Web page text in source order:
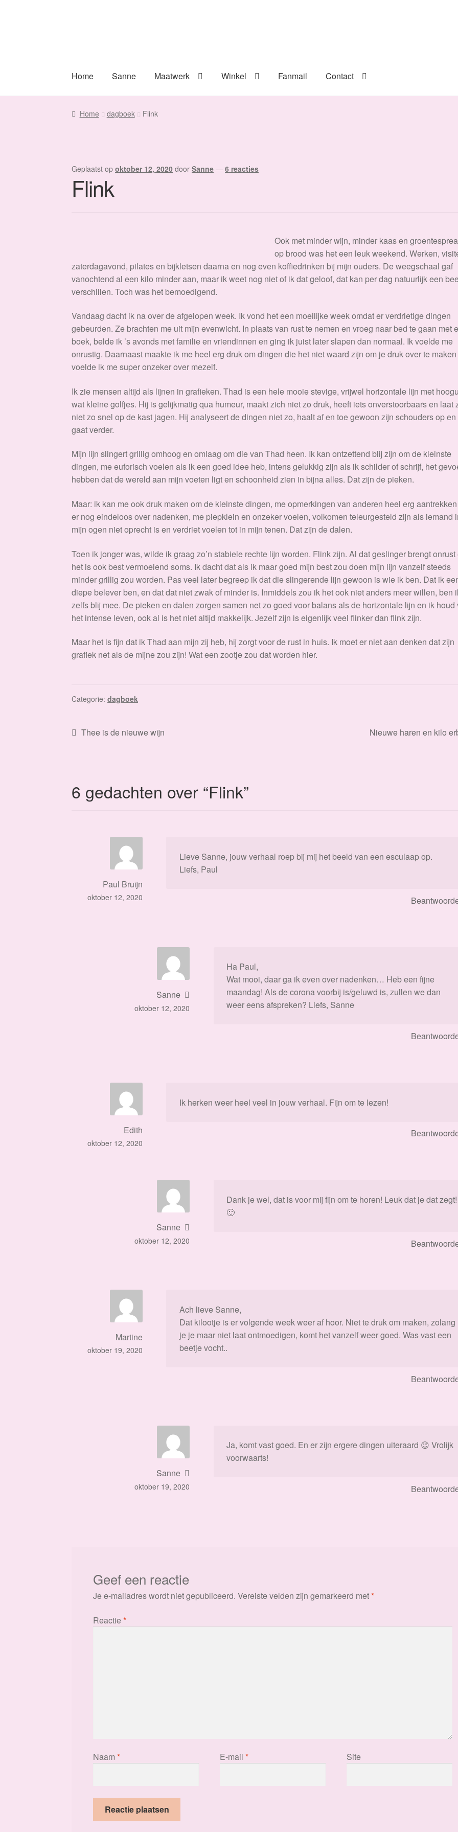
Home
Sanne Maatwerk Winkel Fanmail Contact
Home dagboek Flink
Geplaatst opoktober 12, 2020 doorSanne —6 reacties
Flink
Ook met minder wijn, minder kaas en
op brood was het een leuk weekend. Werken,
zaterdagavond, pilates en bijkletsen daarna en nog even koffiedrinken bij mijn ouders. De weegschaal gaf
vanochtend al een kilo minder aan, maar ik weet nog niet of ik dat geloof, dat kan per dag natuurlijk een
verschillen. Toch was het bemoedigend.
Vandaag dacht ik na over de afgelopen week. Ik vond het een moeilijke week omdat er verdrietige dingen
gebeurden. Ze brachten me uit mijn evenwicht. In plaats van rust te nemen en vroeg naar bed te gaan met
boek, belde ik ’s avonds met familie en vriendinnen en ging ik juist later slapen dan normaal. Ik voelde me
onrustig. Daarnaast maakte ik me heel erg druk om dingen die het niet waard zijn om je druk over te
voelde ik me super onzeker over mezelf.
Ik zie mensen altijd als lijnen in grafieken. Thad is een hele mooie stevige, vrijwel horizontale lijn met
wat kleine golfjes. Hij is gelijkmatig qua humeur, maakt zich niet zo druk, heeft iets onverstoorbaars en laat
niet zo snel op de kast jagen. Hij analyseert de dingen niet zo, haalt af en toe gewoon zijn schouders op en
gaat verder.
Mijn lijn slingert grillig omhoog en omlaag om die van Thad heen. Ik kan ontzettend blij zijn om de kleinste
dingen, me euforisch voelen als ik een goed idee heb, intens gelukkig zijn als ik schilder of schrijf, het
hebben dat de wereld aan mijn voeten ligt en schoonheid zien in bijna alles. Dat zijn de pieken.
Maar: ik kan me ook druk maken om de kleinste dingen, me opmerkingen van anderen heel erg
er nog eindeloos over nadenken, me piepklein en onzeker voelen, volkomen teleurgesteld zijn als iemand
mijn ogen niet oprecht is en verdriet voelen tot in mijn tenen. Dat zijn de dalen.
Toen ik jonger was, wilde ik graag zo’n stabiele rechte lijn worden. Flink zijn. Al dat geslinger brengt onrust
het is ook best vermoeiend soms. Ik dacht dat als ik maar goed mijn best zou doen mijn lijn vanzelf steeds
minder grillig zou worden. Pas veel later begreep ik dat die slingerende lijn gewoon is wie ik ben. Dat ik
diepe belever ben, en dat dat niet zwak of minder is. Inmiddels zou ik het ook niet anders meer willen, ben
zelfs blij mee. De pieken en dalen zorgen samen net zo goed voor balans als de horizontale lijn en ik houd
het intense leven, ook al is het niet altijd makkelijk. Jezelf zijn is eigenlijk veel flinker dan flink zijn.
Maar het is fijn dat ik Thad aan mijn zij heb, hij zorgt voor de rust in huis. Ik moet er niet aan denken dat zijn
grafiek net als de mijne zou zijn! Wat een zootje zou dat worden hier.
Categorie:dagboek
Bericht
Vorig
Thee is de nieuwe wijn
Volgend
Nieuwe haren en kilo
6 gedachten over “Flink”
Paul Bruijn
oktober 12, 2020
Lieve Sanne, jouw verhaal roep bij mij het beeld van een esculaap op.
Liefs, Paul
Sanne
oktober 12, 2020
Ha Paul,
Wat mooi, daar ga ik even over nadenken… Heb een fijne
maandag! Als de corona voorbij is/geluwd is, zullen we dan
weer eens afspreken? Liefs, Sanne
Edith
oktober 12, 2020
Ik herken weer heel veel in jouw verhaal. Fijn om te lezen!
Sanne
oktober 12, 2020
Dank je wel, dat is voor mij fijn om te horen! Leuk dat je dat zegt!
🙂
Martine
oktober 19, 2020
Ach lieve Sanne,
Dat kilootje is er volgende week weer af hoor. Niet te druk om maken, zolang
je je maar niet laat ontmoedigen, komt het vanzelf weer goed. Was vast een
beetje vocht..
Sanne
oktober 19, 2020
Ja, komt vast goed. En er zijn ergere dingen uiteraard 😉 Vrolijk
voorwaarts!
Geef een reactie
Je e-mailadres wordt niet gepubliceerd. Vereiste velden zijn gemarkeerd met*
Reactie*
Naam * E-mail * Site